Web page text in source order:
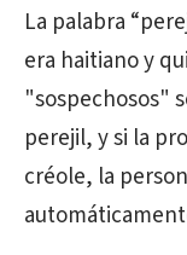
La palabra
era haitiano y
"sospechosos"
perejil, y si la
créole, la